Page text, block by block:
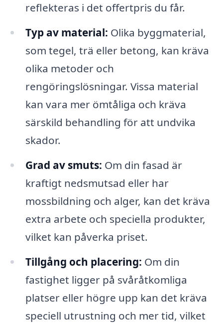
reflekteras i det offertpris du får.
Typ av material: Olika byggmaterial,
som tegel, trä eller betong, kan kräva
olika metoder och
rengöringslösningar. Vissa material
kan vara mer ömtåliga och kräva
särskild behandling för att undvika
skador.
Grad av smuts: Om din fasad är
kraftigt nedsmutsad eller har
mossbildning och alger, kan det kräva
extra arbete och speciella produkter,
vilket kan påverka priset.
Tillgång och placering: Om din
fastighet ligger på svåråtkomliga
platser eller högre upp kan det kräva
speciell utrustning och mer tid, vilket